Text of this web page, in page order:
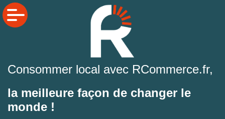
Consommer local avec RCommerce.fr,
la meilleure façon de changer le
monde !